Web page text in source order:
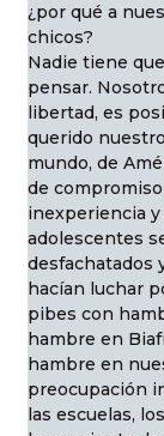
¿por qué a
chicos?
Nadie tiene
pensar.
libertad, es
querido
mundo, de
de
inexperiencia
adolescentes
desfachatados
hacían luchar
pibes con
hambre en
hambre en
preocupación
las escuelas,